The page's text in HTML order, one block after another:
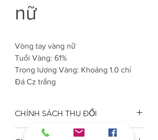
nữ
Vòng tay vàng nữ
Tuổi Vàng: 61%
Trọng lượng Vàng: Khoảng 1.0 chỉ
Đá Cz trắng
CHÍNH SÁCH THU ĐỔI
Công ty VJC 610 đảm bảo chất